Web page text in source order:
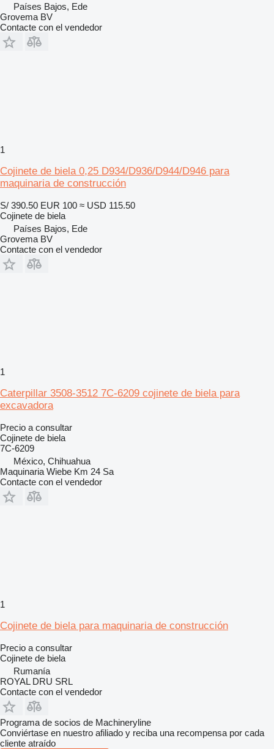
Países Bajos, Ede
Grovema BV
Contacte con el vendedor
1
Cojinete de biela 0,25 D934/D936/D944/D946 para
maquinaria de construcción
S/ 390.50 EUR 100 ≈ USD 115.50
Cojinete de biela
Países Bajos, Ede
Grovema BV
Contacte con el vendedor
1
Caterpillar 3508-3512 7C-6209 cojinete de biela para
excavadora
Precio a consultar
Cojinete de biela
7C-6209
México, Chihuahua
Maquinaria Wiebe Km 24 Sa
Contacte con el vendedor
1
Cojinete de biela para maquinaria de construcción
Precio a consultar
Cojinete de biela
Rumanía
ROYAL DRU SRL
Contacte con el vendedor
Programa de socios de Machineryline
Conviértase en nuestro afiliado y reciba una recompensa por cada
cliente atraído